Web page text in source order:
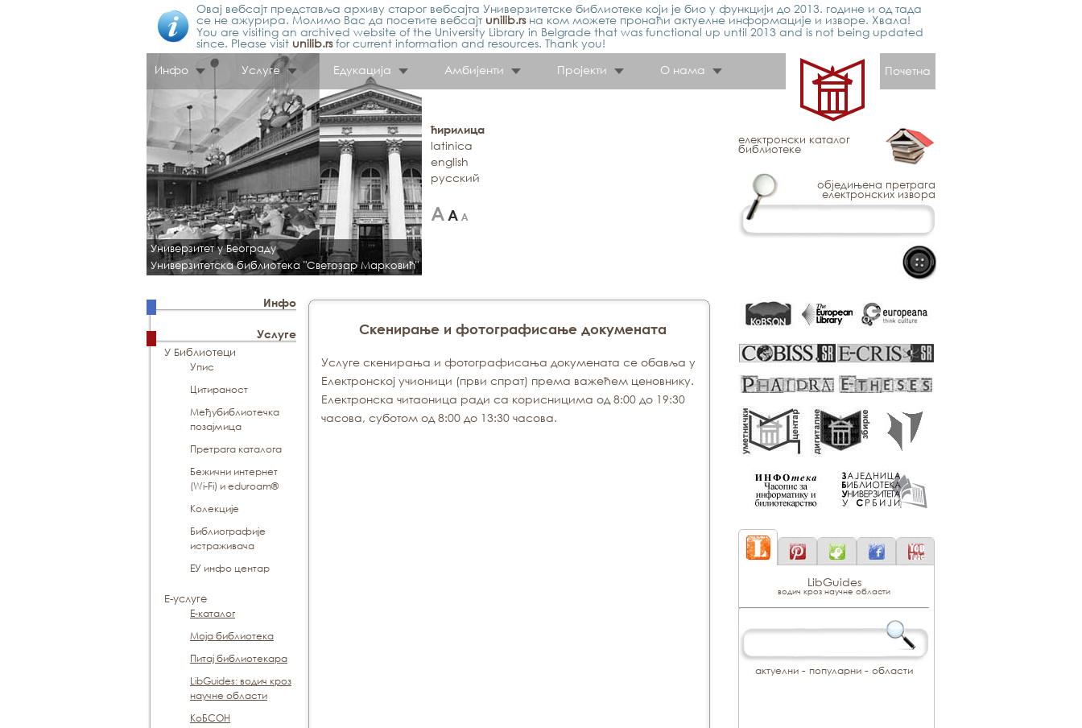
Овај вебсајт представља архиву старог вебсајта Универзитетске библиотеке који је био у функцији до 2013. године и од тада
се не ажурира. Молимо Вас да посетите вебсајт unilib.rsна ком можете пронаћи актуелне информације и изворе. Хвала!
You are visiting an archived website of the University Library in Belgrade that was functional up until 2013 and is not being updated
since. Please visit unilib.rsfor current information and resources. Thank you!
Инфо
Услуге Едукација Амбијенти Пројекти О нама Почетна
Универзитет у Београду
Универзитетска библиотека "Светозар Марковић"
ћирилица
latinica
english
русский
електронски каталог
библиотеке
обједињена претрага
електронских извора
Инфо
Услуге
У Библиотеци
Упис
Цитираност
Међубиблиотечка
позајмица
Претрага каталога
Бежични интернет
(Wi-Fi) и eduroam®
Koлекције
Библиографије
истраживача
ЕУ инфо центар
Е-услуге
Е-каталог
Моја библиотека
Питај библиотекара
LibGuides: водич кроз
научне области
КоБСОН
Скенирање и фотографисање докумената
Услуге скенирања и фотографисања докумената се обавља у
Електронској учионици (први спрат) према важећем ценовнику.
Електронска читаоница ради са корисницима од 8:00 до 19:30
часова, суботом од 8:00 до 13:30 часова.